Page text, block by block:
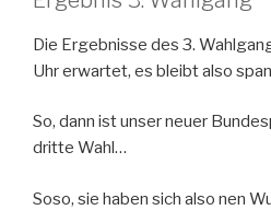
Die Ergebnisse des 3.
Uhr erwartet, es bleibt also
So, dann ist unser neuer
dritte Wahl…
Soso, sie haben sich also nen